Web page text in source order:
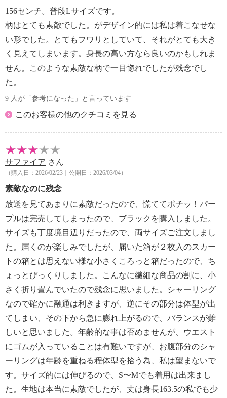
156センチ。普段Lサイズです。
柄はとても素敵でした。がデザイン的には私は着こなせな
い形でした。とてもフワリとしていて、それがとても大き
く見えてしまいます。身長の高い方なら良いのかもしれま
せん。このような素敵な柄で一目惚れでしたが残念でし
た。
9 人が「参考になった」と言っています
このお客様の他のクチコミを見る
サファイア さん
（購入日：2026/02/23｜公開日：2026/03/04）
素敵なのに残念
放送を見てあまりに素敵だったので、慌ててポチッ！パー
プルは完売してしまったので、ブラックを購入しました。
サイズも丁度境目辺りだったので、両サイズご注文しまし
た。届くのが楽しみでしたが、届いた箱が２枚入のスカー
トの箱とは思えない様な小さくころっと箱だったので、ち
ょっとびっくりしました。こんなに繊細な商品の割に、小
さく折り畳んでいたので残念に思いました。シャーリング
なので確かに融通は利きますが、逆にその部分は体型が出
てしまい、その下から急に膨れ上がるので、バランスが難
しいと思いました。年齢的な事は否めませんが、ウエスト
にゴムが入っていることは有難いですが、お腹部分のシャ
ーリングは年齢を重ねる程体型を拾う為、私は望まないで
す。サイズ的には伸びるので、S〜Mでも着用は出来まし
た。生地は本当に素敵でしたが、丈は身長163.5の私でも少